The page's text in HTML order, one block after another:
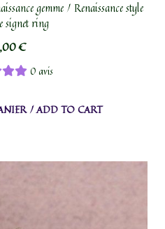
gemme / Renaissance style
signet ring
€
0 avis
/ ADD TO CART